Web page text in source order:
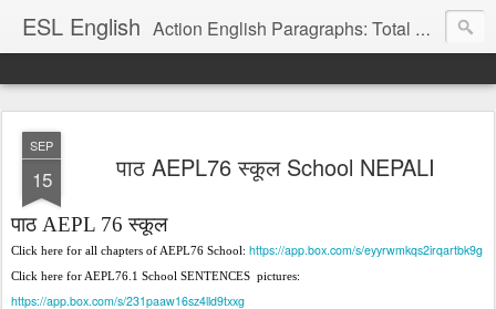
ESL English Action English Paragraphs: Total Physical Response (TPR) Paragraphs for the High School and Adult Language Student
SEP
15 पाठ AEPL76 स्कूल School NEPALI
पाठ AEPL 76 स्कूल
Click here for all chapters of AEPL76 School: https://app.box.com/s/eyyrwmkqs2irqartbk9g
Click here for AEPL76.1 School SENTENCES pictures:
https://app.box.com/s/231paaw16sz4lld9txxg